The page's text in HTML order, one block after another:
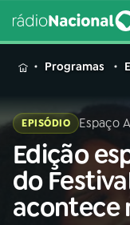
MENU
Buscar
na
Rádio
Nacional
Programas
EPISÓDIO Espaço
Edição
do
acontece